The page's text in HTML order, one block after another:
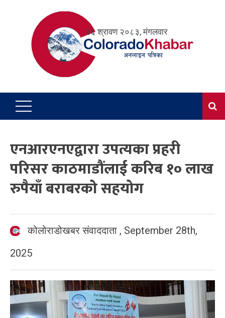
२६ श्रावण २०८३, मंगलवार
एनआरएनएद्वारा उपत्यका प्रहरी
परिसर काठमाडौंलाई करिब १० लाख
रुपैयाँ बराबरको सहयोग
कोलोराडोखबर संवाददाता , September 28th,
2025